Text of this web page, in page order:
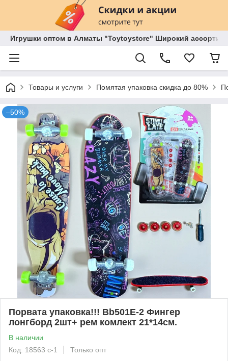
Игрушки оптом в Алматы "Toytoystore" Широкий
Товары и услуги Помятая упаковка скидка до 80%
–50%
Порвата упаковка!!! Bb501E-2 Фингер
лонгборд 2шт+ рем комлект 21*14см.
В наличии
Код: 18563 с-1
Только опт